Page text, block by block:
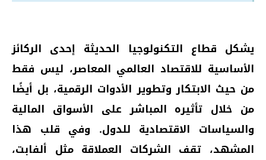
يشكل قطاع التكنولوجيا الحديثة إحدى الركائز
الأساسية للاقتصاد العالمي المعاصر، ليس فقط
من حيث الابتكار وتطوير الأدوات الرقمية، بل أيضًا
من خلال تأثيره المباشر على الأسواق المالية
والسياسات الاقتصادية للدول. وفي قلب هذا
المشهد، تقف الشركات العملاقة مثل ألفابت،